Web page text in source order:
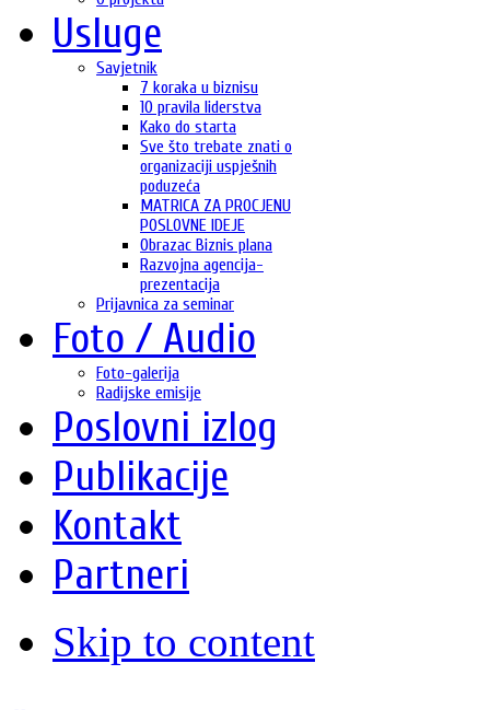
Usluge
Savjetnik
7 koraka u biznisu
10 pravila liderstva
Kako do starta
Sve što trebate znati o
organizaciji uspješnih
poduzeća
MATRICA ZA PROCJENU
POSLOVNE IDEJE
Obrazac Biznis plana
Razvojna agencija-
prezentacija
Prijavnica za seminar
Foto / Audio
Foto-galerija
Radijske emisije
Poslovni izlog
Publikacije
Kontakt
Partneri
Skip to content